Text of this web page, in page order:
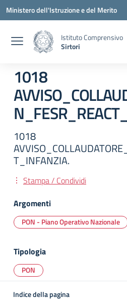
Vai ai contenuti
Vai al menu di navigazione
Vai al footer
Ministero dell'Istruzione e del Merito
Istituto Comprensivo
Sirtori
1018
1018
T_INFANZIA.
Stampa / Condividi
Argomenti
PON - Piano Operativo Nazionale
Tipologia
PON
Indice della pagina